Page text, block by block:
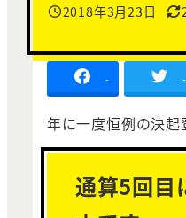
投稿日
2018年3月23日
更
- -
年に一度恒例の決
通算5回目